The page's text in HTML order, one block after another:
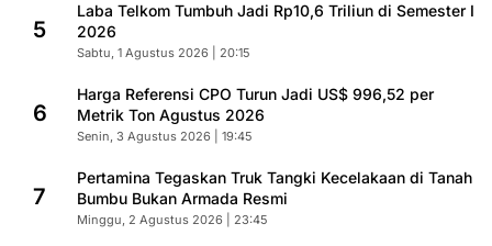
5
Laba Telkom Tumbuh Jadi Rp10,6 Triliun di Semester I
2026
Sabtu, 1 Agustus 2026 | 20:15
6
Harga Referensi CPO Turun Jadi US$ 996,52 per
Metrik Ton Agustus 2026
Senin, 3 Agustus 2026 | 19:45
7
Pertamina Tegaskan Truk Tangki Kecelakaan di Tanah
Bumbu Bukan Armada Resmi
Minggu, 2 Agustus 2026 | 23:45